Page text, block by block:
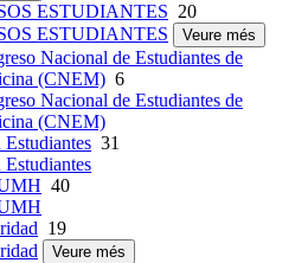
ESTUDIANTES 20
ESTUDIANTES
Veure més
Nacional de Estudiantes de
(CNEM) 6
Nacional de Estudiantes de
(CNEM)
31
40
19
Veure més